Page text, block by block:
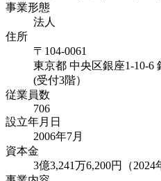
事業形態
法人
住所
〒 104-0061
東京都 中央区銀座1-10-6
(受付3階）
従業員数
706
設立年月日
2006年7月
資本金
3億3,241万6,200円（2024